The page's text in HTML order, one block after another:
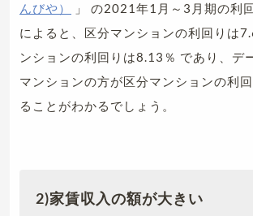
んびや）
」 の2021年1月～3月期の利
によると、区分マンションの利回りは
ンションの利回りは8.13％ であり、デ
マンションの方が区分マンションの利
ることがわかるでしょう。
2)家賃収入の額が大きい